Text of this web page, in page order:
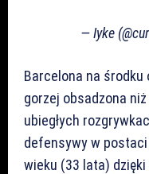
— Iyke
Barcelona na
gorzej obsadzona
ubiegłych
defensywy w
wieku (33 lata)